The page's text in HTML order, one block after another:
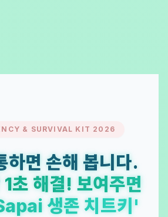
& SURVIVAL KIT 2026
하면 손해 봅니다.
초 해결! 보여주면
생존 치트키'